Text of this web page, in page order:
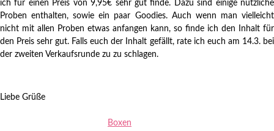
ich für einen Preis von 9,95€ sehr gut finde. Dazu sind einige nützliche
Proben enthalten, sowie ein paar Goodies. Auch wenn man vielleicht
nicht mit allen Proben etwas anfangen kann, so finde ich den Inhalt für
den Preis sehr gut. Falls euch der Inhalt gefällt, rate ich euch am 14.3. bei
der zweiten Verkaufsrunde zu zu schlagen.
Liebe Grüße
Boxen